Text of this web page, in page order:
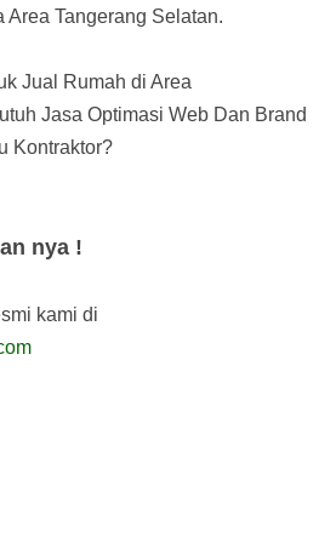
Area Tangerang Selatan.
Jual Rumah di Area
Jasa Optimasi Web Dan Brand
Kontraktor?
nya !
kami di